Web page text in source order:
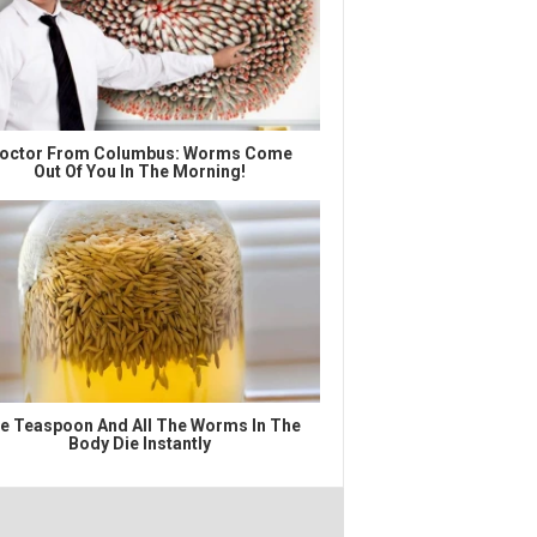
From Columbus: Worms Come
Out Of You In The Morning!
Teaspoon And All The Worms In The
Body Die Instantly